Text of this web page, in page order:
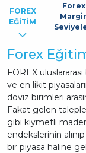
FOREX
EĞİTİM
Forex
Forex
FOREX
ve en likit
döviz birimleri
Fakat gelen
gibi kıymetli
endekslerinin
bir piyasa haline